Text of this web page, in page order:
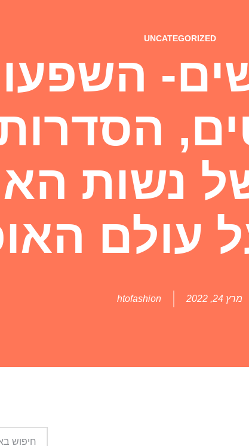
UNCATEGORIZED
נשות
עולם
מרץ 24, 2022 htofashion